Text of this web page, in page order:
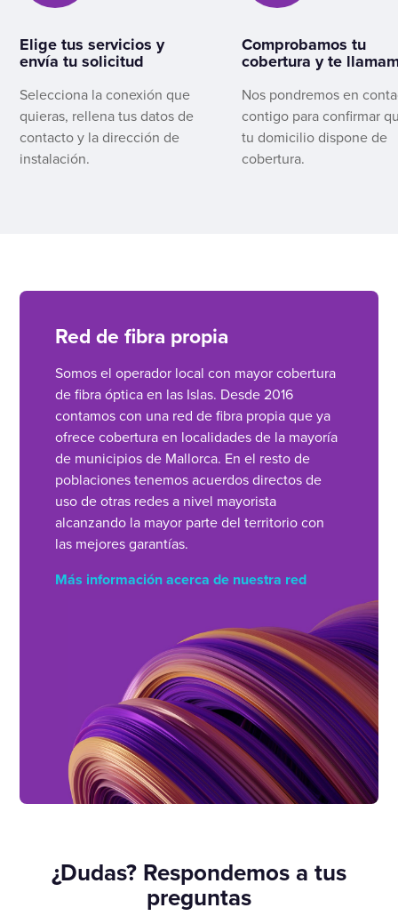
Elige tus servicios y
envía tu solicitud
Selecciona la conexión que
quieras, rellena tus datos de
contacto y la dirección de
instalación.
Comprobamos tu
cobertura y te
Nos pondremos en
contigo para confirmar
tu domicilio dispone de
cobertura.
Red de fibra propia
Somos el operador local con mayor cobertura
de fibra óptica en las Islas. Desde 2016
contamos con una red de fibra propia que ya
ofrece cobertura en localidades de la mayoría
de municipios de Mallorca. En el resto de
poblaciones tenemos acuerdos directos de
uso de otras redes a nivel mayorista
alcanzando la mayor parte del territorio con
las mejores garantías.
Más información acerca de nuestra red
¿Dudas? Respondemos a tus
preguntas